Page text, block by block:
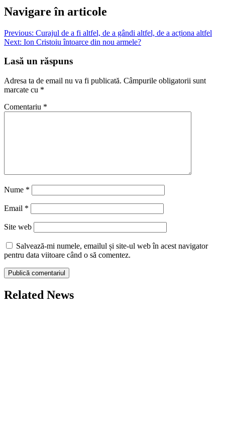
Navigare în articole
Previous: Curajul de a fi altfel, de a gândi altfel, de a acționa altfel
Next: Ion Cristoiu întoarce din nou armele?
Lasă un răspuns
Adresa ta de email nu va fi publicată. Câmpurile obligatorii sunt
marcate cu *
Comentariu *
Nume *
Email *
Site web
Salvează-mi numele, emailul și site-ul web în acest navigator
pentru data viitoare când o să comentez.
Related News